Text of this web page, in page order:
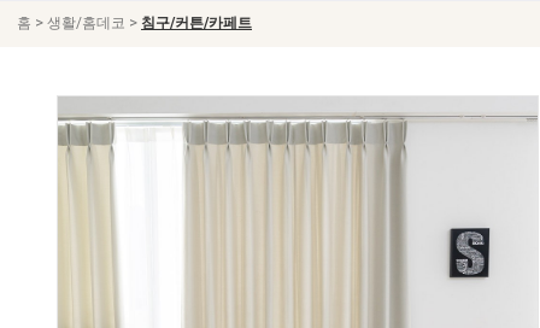
홈 > 생활/홈데코 > 침구/커튼/카페트